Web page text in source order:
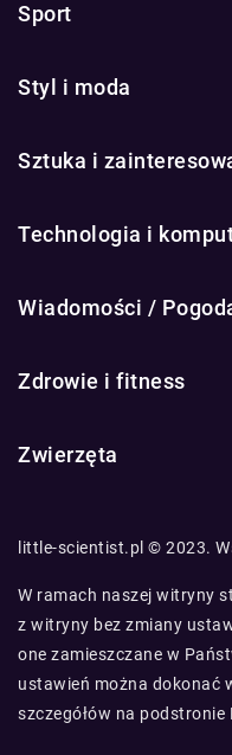
Sport
Styl i moda
Sztuka i
Technologia i
Wiadomości /
Zdrowie i fitness
Zwierzęta
little-scientist.pl © 2023.
W ramach naszej witryny
z witryny bez zmiany
one zamieszczane w
ustawień można dokonać
szczegółów na podstronie